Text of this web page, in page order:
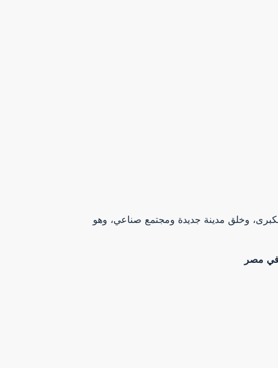
من الازدحام العمراني في القاهرة الكبرى، وخلق مدينة جديدة ومجتمع صناعي، وهو
في مصر